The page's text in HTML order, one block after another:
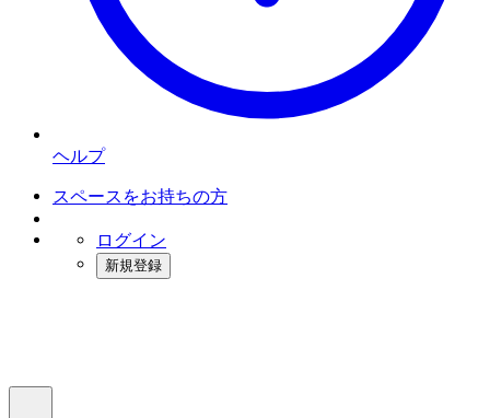
ヘルプ
スペースをお持ちの方
ログイン
新規登録